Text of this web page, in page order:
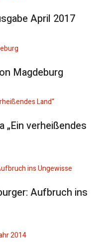
April 2017
Magdeburg
„Ein verheißendes
Aufbruch ins